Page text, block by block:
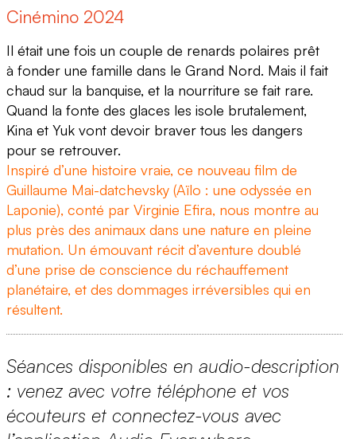
Cinémino 2024
Il était une fois un couple de renards polaires prêt
à fonder une famille dans le Grand Nord. Mais il fait
chaud sur la banquise, et la nourriture se fait rare.
Quand la fonte des glaces les isole brutalement,
Kina et Yuk vont devoir braver tous les dangers
pour se retrouver.
Inspiré d’une histoire vraie, ce nouveau film de
Guillaume Mai-datchevsky (Aïlo : une odyssée en
Laponie), conté par Virginie Efira, nous montre au
plus près des animaux dans une nature en pleine
mutation. Un émouvant récit d’aventure doublé
d’une prise de conscience du réchauffement
planétaire, et des dommages irréversibles qui en
résultent.
Séances disponibles en audio-description
: venez avec votre téléphone et vos
écouteurs et connectez-vous avec